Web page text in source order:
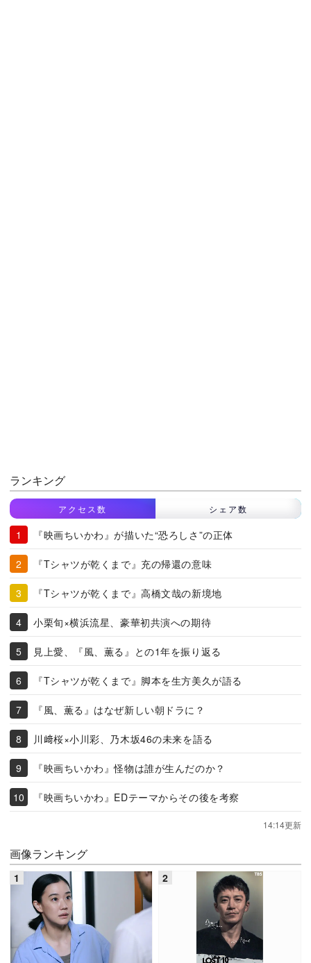
ランキング
アクセス数 シェア数
『映画ちいかわ』が描いた“恐ろしさ”の正体
『Tシャツが乾くまで』充の帰還の意味
『Tシャツが乾くまで』高橋文哉の新境地
小栗旬×横浜流星、豪華初共演への期待
見上愛、『風、薫る』との1年を振り返る
『Tシャツが乾くまで』脚本を生方美久が語る
『風、薫る』はなぜ新しい朝ドラに？
川﨑桜×小川彩、乃木坂46の未来を語る
『映画ちいかわ』怪物は誰が生んだのか？
『映画ちいかわ』EDテーマからその後を考察
14:14更新
画像ランキング